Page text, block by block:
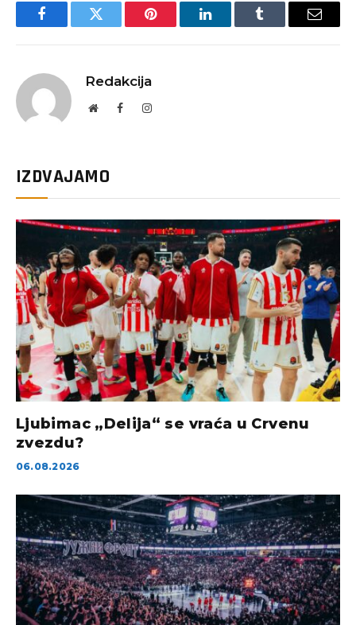
FacebookTwitter Pinterest LinkedInTumblr Email
Redakcija
WebsiteFacebookInstagram
IZDVAJAMO
Ljubimac „Delija“ se vraća u Crvenu
zvezdu?
06.08.2026